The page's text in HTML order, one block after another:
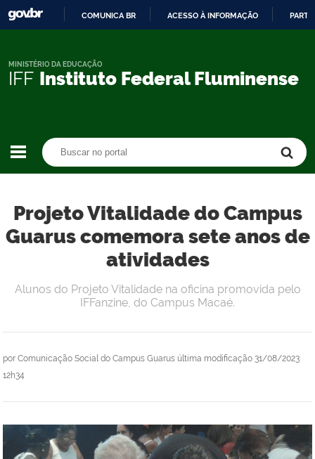
CONTEÚDO
COMUNICA BR ACESSO À INFORMAÇÃO
IFF Instituto Federal Fluminense
MINISTÉRIO DA EDUCAÇÃO
Projeto Vitalidade do Campus
Guarus comemora sete anos de
atividades
por Comunicação Social do Campus Guarus última modificação 31/08/2023
12h34
Alunos do Projeto Vitalidade na oficina promovida pelo
IFFanzine, do Campus Macaé.